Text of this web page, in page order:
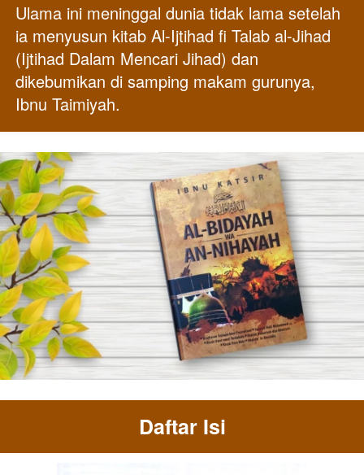
Ulama ini meninggal dunia tidak lama setelah
ia menyusun kitab Al-Ijtihad fi Talab al-Jihad
(Ijtihad Dalam Mencari Jihad) dan
dikebumikan di samping makam gurunya,
Ibnu Taimiyah.
Daftar Isi